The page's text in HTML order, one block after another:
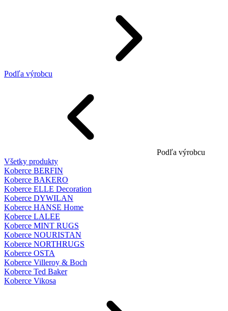
Podľa výrobcu
Podľa výrobcu
Všetky produkty
Koberce BERFIN
Koberce BAKERO
Koberce ELLE Decoration
Koberce DYWILAN
Koberce HANSE Home
Koberce LALEE
Koberce MINT RUGS
Koberce NOURISTAN
Koberce NORTHRUGS
Koberce OSTA
Koberce Villeroy & Boch
Koberce Ted Baker
Koberce Vikosa